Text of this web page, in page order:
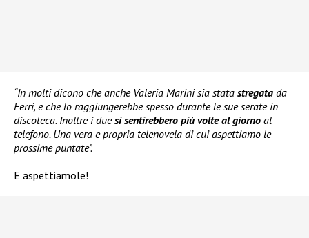
“In molti dicono che anche Valeria Marini sia stata stregata da
Ferri, e che lo raggiungerebbe spesso durante le sue serate in
discoteca. Inoltre i duesi sentirebbero più volte al giorno al
telefono. Una vera e propria telenovela di cui aspettiamo le
prossime puntate”.
E aspettiamole!